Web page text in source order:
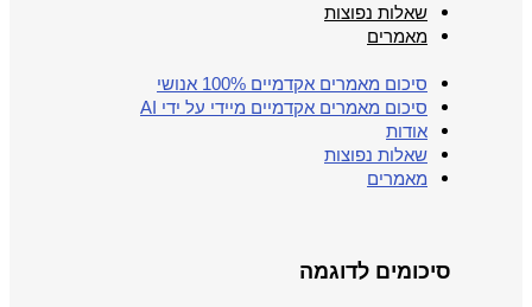
שאלות נפוצות
מאמרים
סיכום מאמרים אקדמיים 100% אנושי
סיכום מאמרים אקדמיים מיידי על ידי AI
אודות
שאלות נפוצות
מאמרים
סיכומים לדוגמה